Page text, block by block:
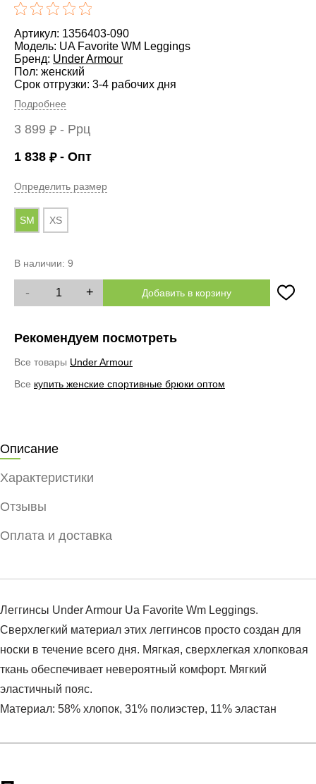
Артикул: 1356403-090
Модель: UA Favorite WM Leggings
Бренд: Under Armour
Пол: женский
Срок отгрузки: 3-4 рабочих дня
Подробнее
3 899 ₽ - Ррц
1 838 ₽- Опт
Определить размер
SM XS
В наличии: 9
- + Добавить в корзину
Рекомендуем посмотреть
Все товары Under Armour
Все купить женские спортивные брюки оптом
Описание
Характеристики
Отзывы
Оплата и доставка
Леггинсы Under Armour Ua Favorite Wm Leggings.
Сверхлегкий материал этих леггинсов просто создан для
носки в течение всего дня. Мягкая, сверхлегкая хлопковая
ткань обеспечивает невероятный комфорт. Мягкий
эластичный пояс.
Материал: 58% хлопок, 31% полиэстер, 11% эластан
Артикул:1356403-090
Условия оплаты